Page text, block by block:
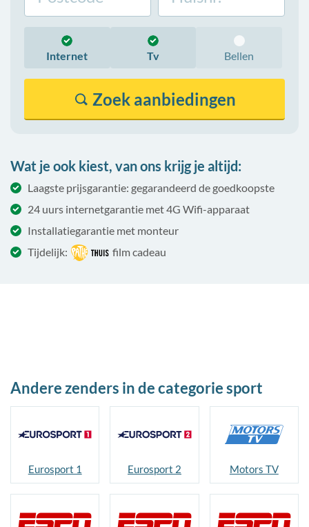
Internet Tv Bellen
Zoek aanbiedingen
Wat je ook kiest, van ons krijg je altijd:
Laagste prijsgarantie: gegarandeerd de goedkoopste
24 uurs internetgarantie met 4G Wifi-apparaat
Installatiegarantie met monteur
Tijdelijk:
film cadeau
Andere zenders in de categorie sport
Eurosport 1 Eurosport 2 Motors TV